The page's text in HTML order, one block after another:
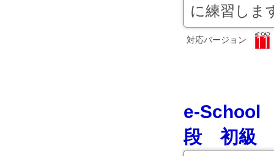
に練習しま
対応バージョン
e-School
段 初級